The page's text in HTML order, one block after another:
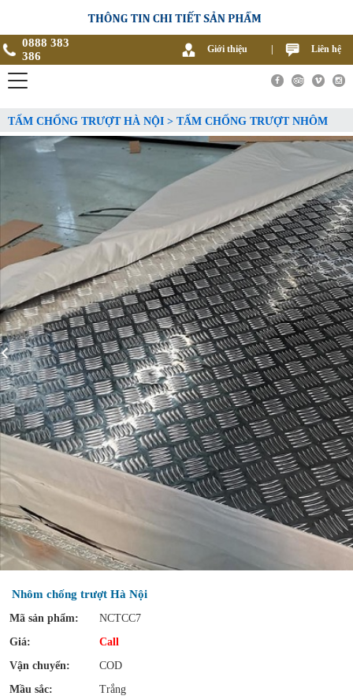
0888 383
386
Giới thiệu Liên hệ
TẤM CHỐNG TRƯỢT HÀ NỘI > TẤM CHỐNG TRƯỢT NHÔM
Nhôm chống trượt Hà Nội
Mã sản phẩm:
NCTCC7
Giá:
Call
Vận chuyển:
COD
Mầu sắc:
Trắng